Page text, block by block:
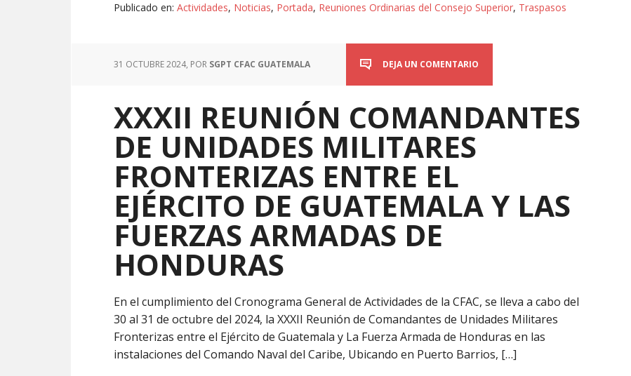
Publicado en: Actividades, Noticias, Portada, Reuniones Ordinarias del Consejo Superior, Traspasos
31 OCTUBRE 2024, POR SGPT CFAC GUATEMALA DEJA UN COMENTARIO
XXXII REUNIÓN COMANDANTES
DE UNIDADES MILITARES
FRONTERIZAS ENTRE EL
EJÉRCITO DE GUATEMALA Y LAS
FUERZAS ARMADAS DE
HONDURAS
En el cumplimiento del Cronograma General de Actividades de la CFAC, se lleva a cabo del
30 al 31 de octubre del 2024, la XXXII Reunión de Comandantes de Unidades Militares
Fronterizas entre el Ejército de Guatemala y La Fuerza Armada de Honduras en las
instalaciones del Comando Naval del Caribe, Ubicando en Puerto Barrios, […]